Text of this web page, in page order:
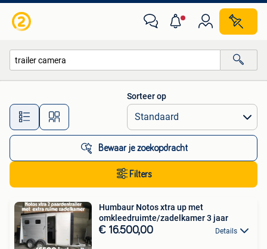
Alle afstanden…
Sorteer op
Bewaar je zoekopdracht
Filters
Humbaur Notos xtra up met
omkleedruimte/zadelkamer 3 jaar
€ 16.500,00 Details